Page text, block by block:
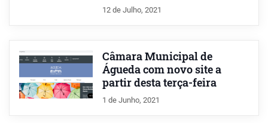
12 de Julho, 2021
Câmara Municipal de
Águeda com novo site a
partir desta terça-feira
1 de Junho, 2021